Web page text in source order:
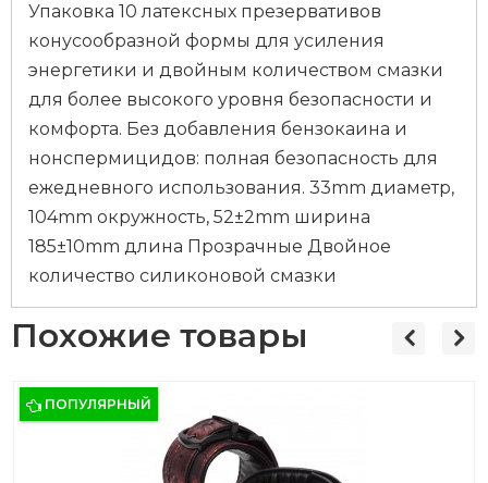
Упаковка 10 латексных презервативов
конусообразной формы для усиления
энергетики и двойным количеством смазки
для более высокого уровня безопасности и
комфорта. Без добавления бензокаина и
нонспермицидов: полная безопасность для
ежедневного использования. 33mm диаметр,
104mm окружность, 52±2mm ширина
185±10mm длина Прозрачные Двойное
количество силиконовой смазки
Похожие товары
ПОПУЛЯРНЫЙ